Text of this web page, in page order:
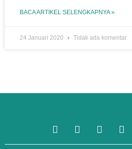
BACA ARTIKEL SELENGKAPNYA »
24 Januari 2020 Tidak ada komentar